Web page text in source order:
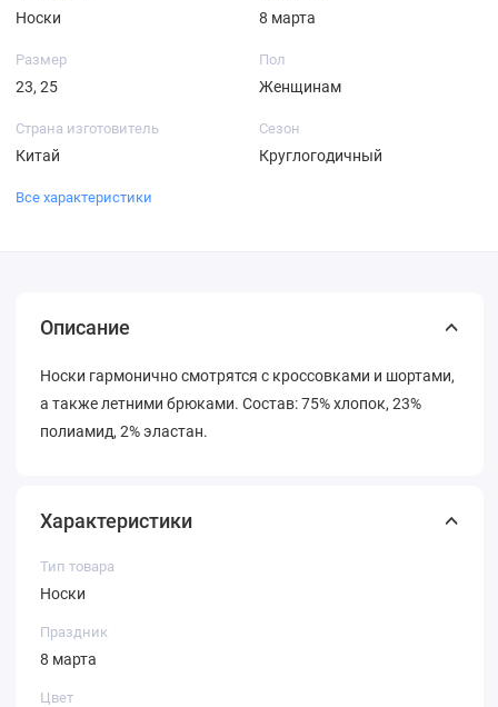
Носки 8 марта
Размер
23, 25
Пол
Женщинам
Страна изготовитель
Китай
Сезон
Круглогодичный
Все характеристики
Описание
Носки гармонично смотрятся с кроссовками и шортами,
а также летними брюками. Состав: 75% хлопок, 23%
полиамид, 2% эластан.
Характеристики
Тип товара
Носки
Праздник
8 марта
Цвет